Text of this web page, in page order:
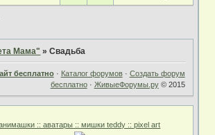
Мама" »Свадьба
бесплатно· Каталог форумов· Создать форум
бесплатно· ЖивыеФорумы.ру© 2015